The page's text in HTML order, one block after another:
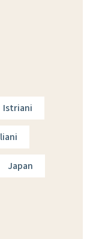
Istriani
Japan